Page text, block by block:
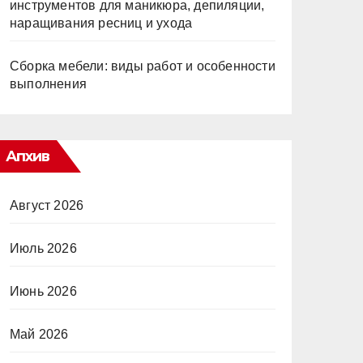
инструментов для маникюра, депиляции,
наращивания ресниц и ухода
Сборка мебели: виды работ и особенности
выполнения
Апхив
Август 2026
Июль 2026
Июнь 2026
Май 2026